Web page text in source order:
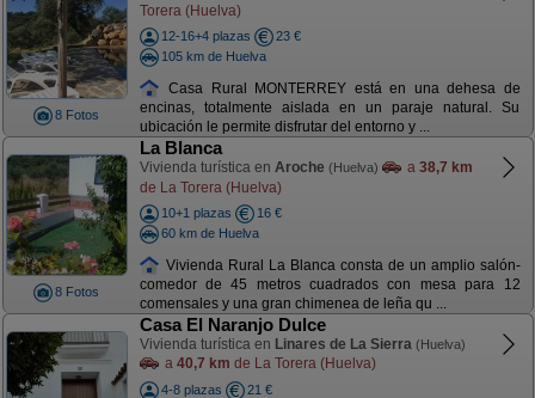
8 Fotos
Torera (Huelva)
12-16+4 plazas
23 €
105 km de Huelva
Casa Rural MONTERREY está en una dehesa de
encinas, totalmente aislada en un paraje natural. Su
ubicación le permite disfrutar del entorno y ...
8 Fotos
La Blanca
Vivienda turística en Aroche (Huelva) a 38,7 km
de La Torera (Huelva)
10+1 plazas
16 €
60 km de Huelva
Vivienda Rural La Blanca consta de un amplio salón-
comedor de 45 metros cuadrados con mesa para 12
comensales y una gran chimenea de leña qu ...
Casa El Naranjo Dulce
Vivienda turística en Linares de La Sierra (Huelva)
a 40,7 km de La Torera (Huelva)
4-8 plazas
21 €